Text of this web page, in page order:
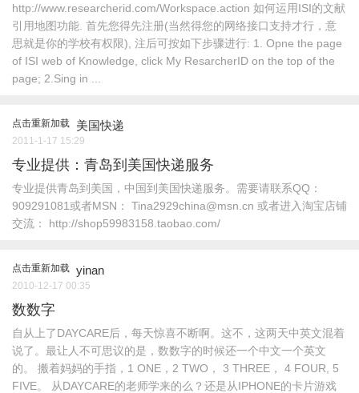
http://www.researcherid.com/Workspace.action 如何运用ISI的文献
引用地图功能. 首先您得先注册(当然得您的网络接口支持才行，意
思就是你的学校有权限), 注后可按如下步骤进行: 1. Opne the page
of ISI web of Knowledge, click My ResarcherID on the top of the
page; 2.Sing in ...
点击重新加载 美国快递
2011-1-17 15:29
专业提供：青岛到美国快递服务
专业提供青岛到美国，中国到美国快递服务。需要请联系QQ：
909291081或者MSN： Tina2929china@msn.cn 或者进入淘宝店铺
交流： http://shop59983158.taobao.com/
点击重新加载 yinan
2010-12-17 00:35
数数字
自从上了DAYCARE后，每天惊喜不断啊。这不，这两天中英文混着
说了。最让人不可思议的是，数数字的时候还一个中文一个英文
的。 搬着妈妈的手指，1 ONE，2 TWO， 3 THREE， 4 FOUR, 5
FIVE。 从DAYCARE的老师学来的么？还是从IPHONE的卡片游戏